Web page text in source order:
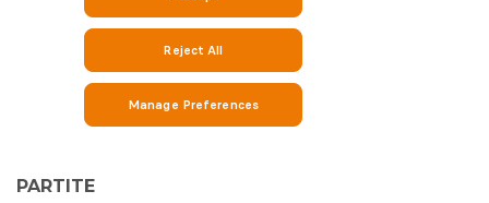
PARTITE